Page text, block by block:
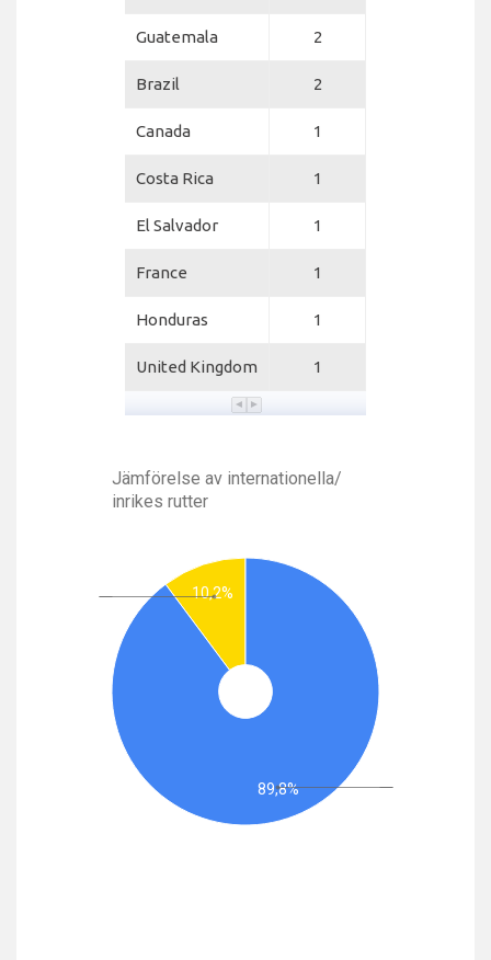
Guatemala 2
Brazil 2
Canada 1
Costa Rica 1
El Salvador 1
France 1
Honduras 1
United Kingdom 1
Jämförelse av internationella/
inrikes rutter
10,2%
89,8%